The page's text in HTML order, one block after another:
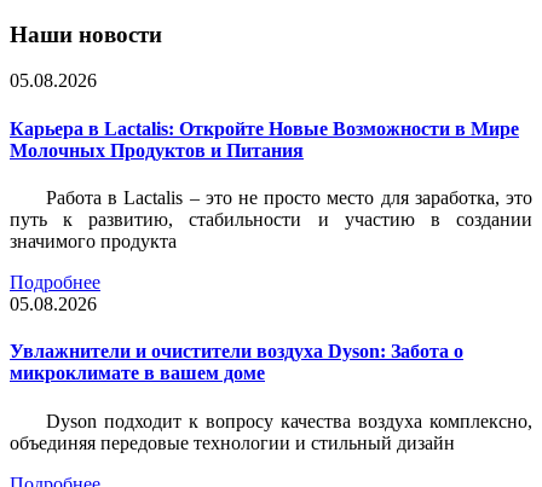
Наши новости
05.08.2026
Карьера в Lactalis: Откройте Новые Возможности в Мире
Молочных Продуктов и Питания
Работа в Lactalis – это не просто место для заработка, это
путь к развитию, стабильности и участию в создании
значимого продукта
Подробнее
05.08.2026
Увлажнители и очистители воздуха Dyson: Забота о
микроклимате в вашем доме
Dyson подходит к вопросу качества воздуха комплексно,
объединяя передовые технологии и стильный дизайн